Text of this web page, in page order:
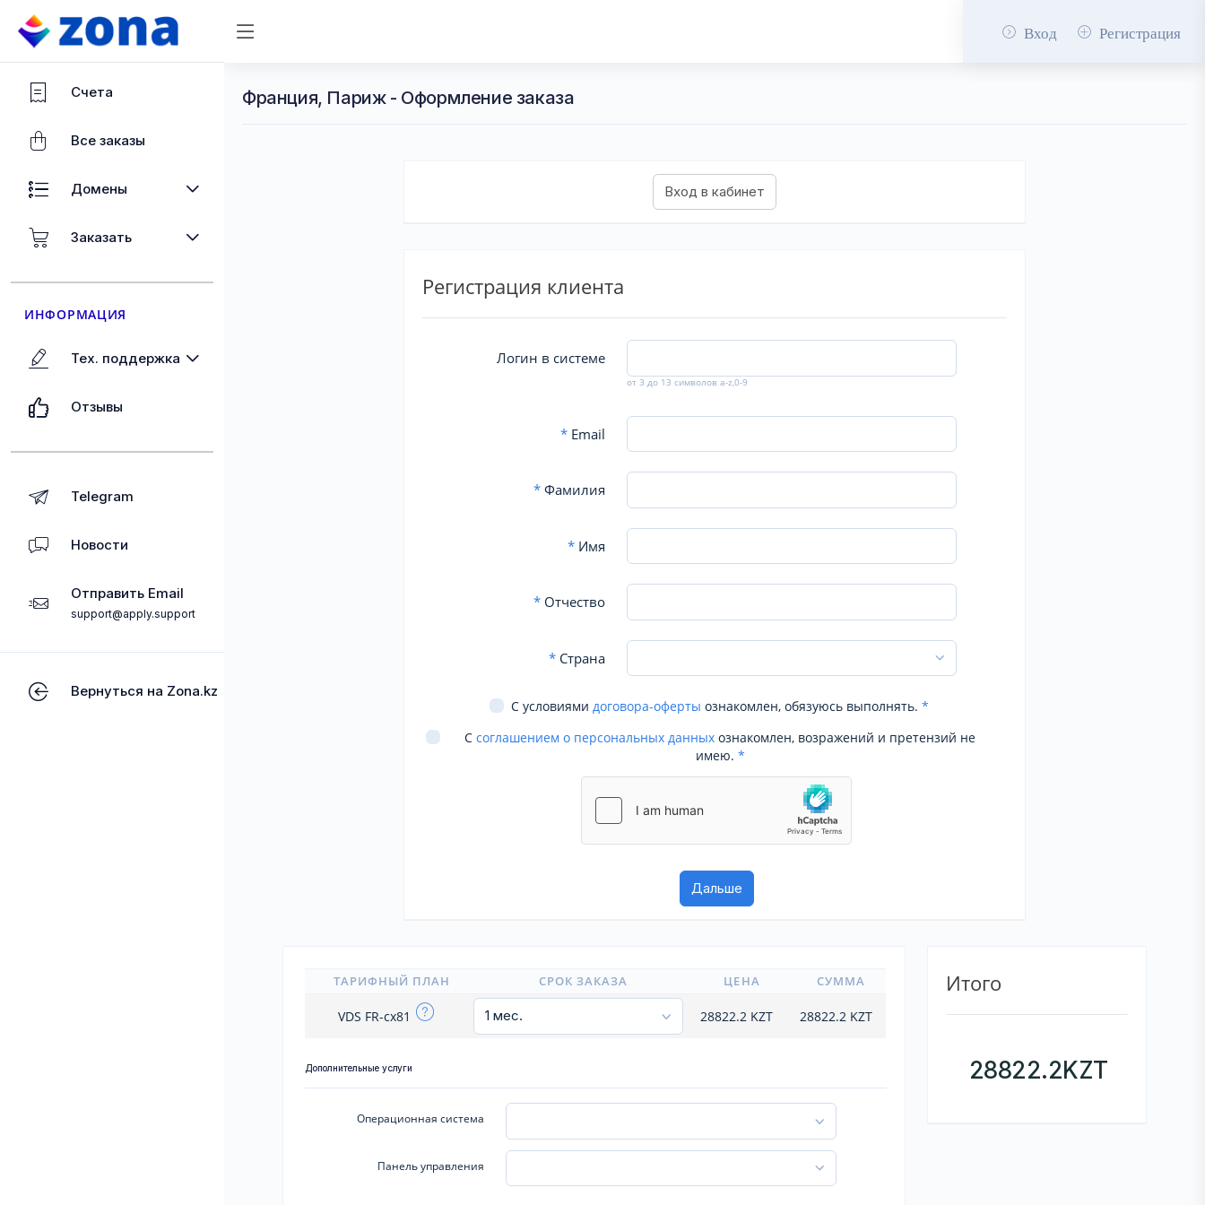
Вход Регистрация
Счета
Все заказы
Домены
Заказать
ИНФОРМАЦИЯ
Тех. поддержка
Отзывы
Telegram
Новости
Отправить Email
support@apply.support
Вернуться на Zona.kz
Франция, Париж - Оформление заказа
Регистрация клиента
Логин в системе
от 3 до 13 символов a-z,0-9
*Email
*Фамилия
*Имя
*Отчество
*Страна
С условиями договора-оферты ознакомлен, обязуюсь выполнять. *
С соглашением о персональных данных ознакомлен, возражений и претензий не
имею. *
ТАРИФНЫЙ ПЛАН СРОК ЗАКАЗА ЦЕНА СУММА
VDS FR-cx81 28822.2 KZT 28822.2KZT
Дополнительные услуги
Операционная система
Панель управления
Итого
28822.2KZT